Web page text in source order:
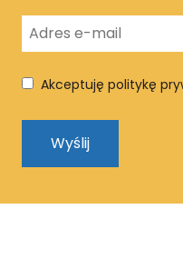
Akceptuję politykę